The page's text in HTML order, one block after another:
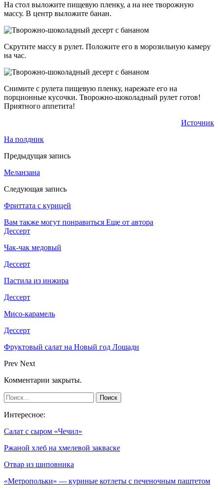
На стол выложите пищевую пленку, а на нее творожную
массу. В центр выложите банан.
Скрутите массу в рулет. Положите его в морозильную камеру
на час.
Снимите с рулета пищевую пленку, нарежьте его на
порционные кусочки. Творожно-шоколадный рулет готов!
Приятного аппетита!
Источник
На полдник
Предыдущая запись
Меланзана
Следующая запись
Фриттата с курицей
Вам также могут понравиться Еще от автора
Дессерт
Чак-чак медовый
Дессерт
Пастила из инжира
Дессерт
Мисо-карамель
Дессерт
Фруктовый салат на Новый год Лошади
Prev Next
Комментарии закрыты.
Интересное:
Салат с сыром «Чечил»
Ржаной хлеб на хмелевой закваске
Отвар из шиповника
«Метропольки» — куриные котлеты с печеночным паштетом